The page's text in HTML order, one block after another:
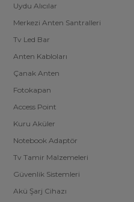
Uydu Alıcılar
Merkezi Anten Santralleri
Tv Led Bar
Anten Kabloları
Çanak Anten
Fotokapan
Access Point
Kuru Aküler
Notebook Adaptör
Tv Tamir Malzemeleri
Güvenlik Sistemleri
Akü Şarj Cihazı